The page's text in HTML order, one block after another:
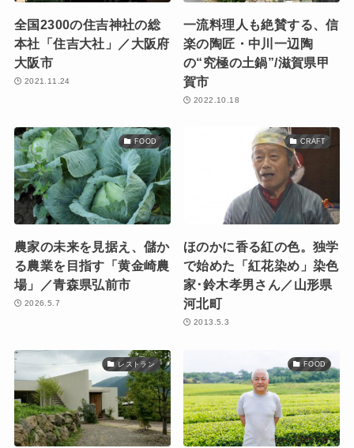
全国2300の住吉神社の総
本社「住吉大社」／大阪府
大阪市
2021.11.24
一流料理人も絶賛する、信
楽の陶匠・中川一辺陶
の“究極の土鍋”/滋賀県甲
賀市
2022.10.18
FOOD
農家の未来を見据え、儲か
る農業を目指す「黄金崎農
場」／青森県弘前市
2026.5.7
CRAFT
ほのかに香る紅の色。独学
で始めた「紅花染め」染色
家･鈴木孝男さん／山形県
河北町
2013.5.3
レストラン FOOD